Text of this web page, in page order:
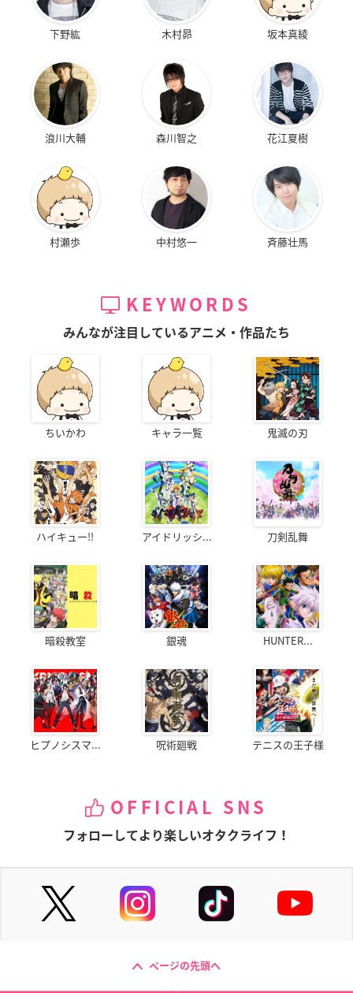
下野紘 木村昴 坂本真綾
浪川大輔 森川智之 花江夏樹
村瀬歩 中村悠一 斉藤壮馬
KEYWORDS
みんなが注目しているアニメ・作品たち
ちいかわ キャラ一覧 鬼滅の刃
ハイキュー!! アイドリッシ... 刀剣乱舞
暗殺教室 銀魂 HUNTER...
ヒプノシスマ... 呪術廻戦 テニスの王子様
OFFICIAL SNS
フォローしてより楽しいオタクライフ！
ページの先頭へ